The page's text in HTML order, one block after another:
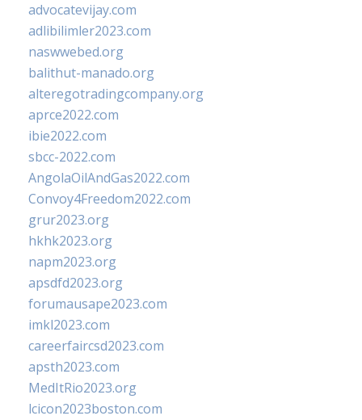
advocatevijay.com
adlibilimler2023.com
naswwebed.org
balithut-manado.org
alteregotradingcompany.org
aprce2022.com
ibie2022.com
sbcc-2022.com
AngolaOilAndGas2022.com
Convoy4Freedom2022.com
grur2023.org
hkhk2023.org
napm2023.org
apsdfd2023.org
forumausape2023.com
imkl2023.com
careerfaircsd2023.com
apsth2023.com
MedItRio2023.org
lcicon2023boston.com